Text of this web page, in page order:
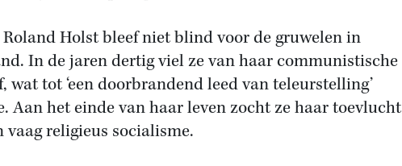
Holst bleef niet blind voor de gruwelen in
In de jaren dertig viel ze van haar communistische
wat tot ‘een doorbrandend leed van teleurstelling’
Aan het einde van haar leven zocht ze haar toevlucht
vaag religieus socialisme.